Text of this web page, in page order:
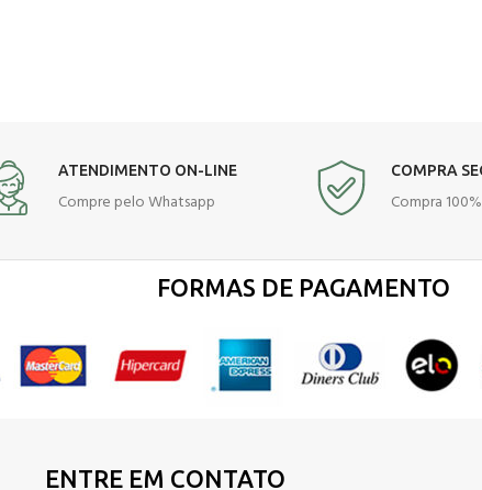
ATENDIMENTO ON-LINE
Compre pelo Whatsapp
COMPRA
Compra
FORMAS DE PAGAMENTO
ENTRE EM CONTATO